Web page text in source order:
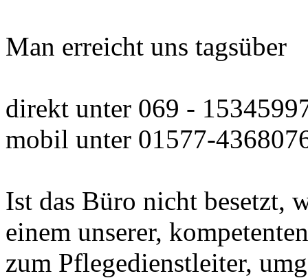
Man erreicht uns tagsüber
direkt unter 069 -
mobil unter 01577-
Ist das Büro nicht besetzt,
einem unserer,
zum Pflegedienstleiter,